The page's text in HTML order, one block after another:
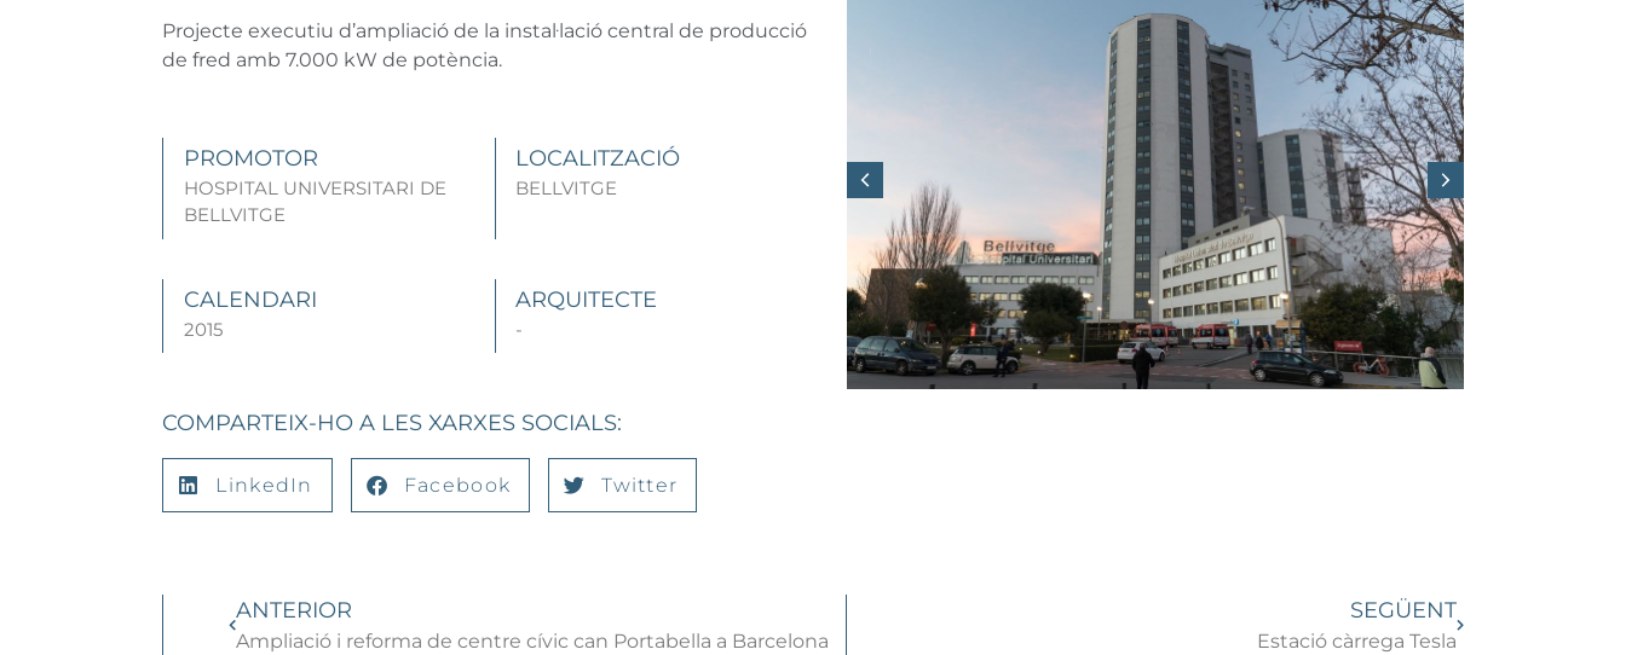
Projecte executiu d’ampliació de la instal·lació central de producció
de fred amb 7.000 kW de potència.
PROMOTOR
HOSPITAL UNIVERSITARI DE
BELLVITGE
LOCALITZACIÓ
BELLVITGE
CALENDARI
2015
ARQUITECTE
-
COMPARTEIX-HO A LES XARXES SOCIALS:
LinkedIn Facebook Twitter
ANTERIOR
Ampliació i reforma de centre cívic can Portabella a Barcelona
SEGÜENT
Estació càrrega Tesla